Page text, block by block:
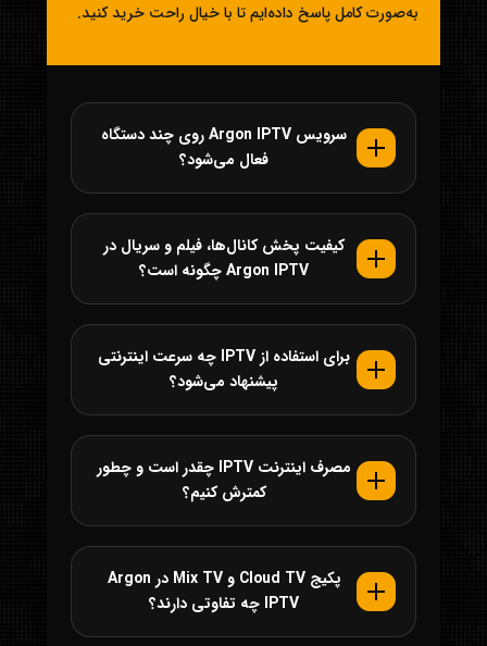
به‌صورت کامل پاسخ داده‌ایم تا با خیال راحت خرید کنید.
سرویس Argon IPTV روی چند دستگاه
فعال می‌شود؟
کیفیت پخش کانال‌ها، فیلم و سریال در
Argon IPTV چگونه است؟
برای استفاده از IPTV چه سرعت اینترنتی
پیشنهاد می‌شود؟
مصرف اینترنت IPTV چقدر است و چطور
کمترش کنیم؟
پکیج Cloud TV و Mix TV در Argon
IPTV چه تفاوتی دارند؟